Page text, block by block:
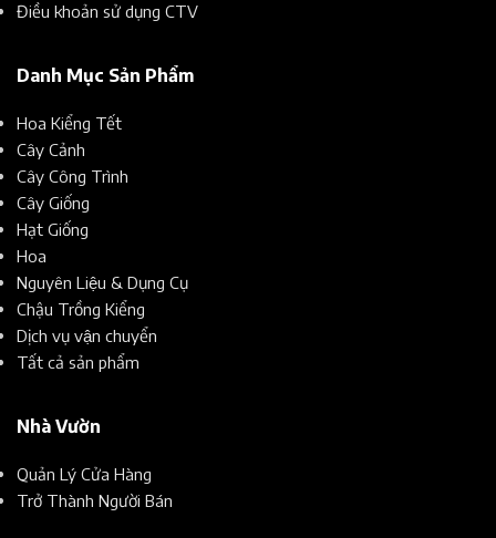
Điều khoản sử dụng CTV
Danh Mục Sản Phẩm
Hoa Kiểng Tết
Cây Cảnh
Cây Công Trình
Cây Giống
Hạt Giống
Hoa
Nguyên Liệu & Dụng Cụ
Chậu Trồng Kiểng
Dịch vụ vận chuyển
Tất cả sản phẩm
Nhà Vườn
Quản Lý Cửa Hàng
Trở Thành Người Bán